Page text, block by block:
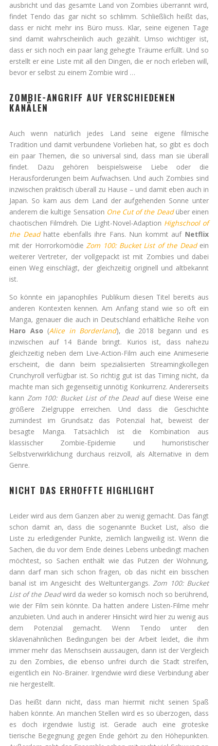
ausbricht und das gesamte Land von Zombies überrannt wird,
findet Tendo das gar nicht so schlimm. Schließlich heißt das,
dass er nicht mehr ins Büro muss. Klar, seine eigenen Tage
sind damit wahrscheinlich auch gezählt. Umso wichtiger ist,
dass er sich noch ein paar lang gehegte Träume erfüllt. Und so
erstellt er eine Liste mit all den Dingen, die er noch erleben will,
bevor er selbst zu einem Zombie wird …
ZOMBIE-ANGRIFF AUF VERSCHIEDENEN
KANÄLEN
Auch wenn natürlich jedes Land seine eigene filmische
Tradition und damit verbundene Vorlieben hat, so gibt es doch
ein paar Themen, die so universal sind, dass man sie überall
findet. Dazu gehören beispielsweise Liebe oder die
Herausforderungen beim Aufwachsen. Und auch Zombies sind
inzwischen praktisch überall zu Hause – und damit eben auch in
Japan. So kam aus dem Land der aufgehenden Sonne unter
anderem die kultige Sensation One Cut of the Deadüber einen
chaotischen Filmdreh. Die Light-Novel-Adaption Highschool of
the Deadhatte ebenfalls ihre Fans. Nun kommt auf Netflix
mit der HorrorkomödieZom 100: Bucket List of the Deadein
weiterer Vertreter, der vollgepackt ist mit Zombies und dabei
einen Weg einschlägt, der gleichzeitig originell und altbekannt
ist.
So könnte ein japanophiles Publikum diesen Titel bereits aus
anderen Kontexten kennen. Am Anfang stand wie so oft ein
Manga, genauer die auch in Deutschland erhältliche Reihe von
Haro Aso (Alice in Borderland), die 2018 begann und es
inzwischen auf 14 Bände bringt. Kurios ist, dass nahezu
gleichzeitig neben dem Live-Action-Film auch eine Animeserie
erscheint, die dann beim spezialisierten Streamingkollegen
Crunchyroll verfügbar ist. So richtig gut ist das Timing nicht, da
machte man sich gegenseitig unnötig Konkurrenz. Andererseits
kann Zom 100: Bucket List of the Deadauf diese Weise eine
größere Zielgruppe erreichen. Und dass die Geschichte
zumindest im Grundsatz das Potenzial hat, beweist der
besagte Manga. Tatsächlich ist die Kombination aus
klassischer Zombie-Epidemie und humoristischer
Selbstverwirklichung durchaus reizvoll, als Alternative in dem
Genre.
NICHT DAS ERHOFFTE HIGHLIGHT
Leider wird aus dem Ganzen aber zu wenig gemacht. Das fängt
schon damit an, dass die sogenannte Bucket List, also die
Liste zu erledigender Punkte, ziemlich langweilig ist. Wenn die
Sachen, die du vor dem Ende deines Lebens unbedingt machen
möchtest, so Sachen enthält wie das Putzen der Wohnung,
dann darf man sich schon fragen, ob das nicht ein bisschen
banal ist im Angesicht des Weltuntergangs.Zom 100: Bucket
List of the Deadwird da weder so komisch noch so berührend,
wie der Film sein könnte. Da hatten andere Listen-Filme mehr
anzubieten. Und auch in anderer Hinsicht wird hier zu wenig aus
dem Potenzial gemacht. Wenn Tendo unter den
sklavenähnlichen Bedingungen bei der Arbeit leidet, die ihm
immer mehr das Menschsein aussaugen, dann ist der Vergleich
zu den Zombies, die ebenso unfrei durch die Stadt streifen,
eigentlich ein No-Brainer. Irgendwie wird diese Verbindung aber
nie hergestellt.
Das heißt dann nicht, dass man hiermit nicht seinen Spaß
haben könnte. An manchen Stellen wird es so überzogen, dass
es doch irgendwie lustig ist. Gerade auch eine groteske
tierische Begegnung gegen Ende gehört zu den Höhepunkten.